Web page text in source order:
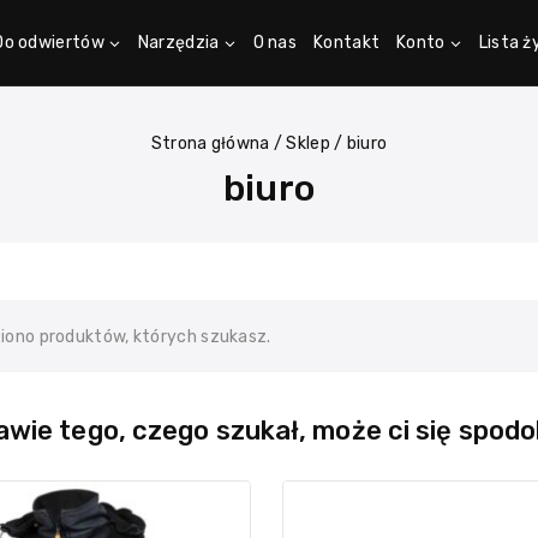
odwiertów Narzędzia O nas Kontakt Konto Lista
Strona główna / Sklep / biuro
biuro
produktów, których szukasz.
tego, czego szukał, może ci się